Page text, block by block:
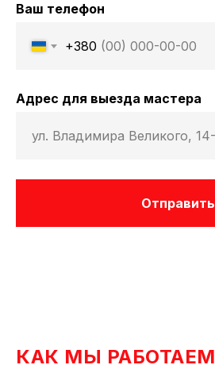
Ваш телефон
+380
Адрес для выезда мастера
Отправить
КАК МЫ РАБОТАЕМ